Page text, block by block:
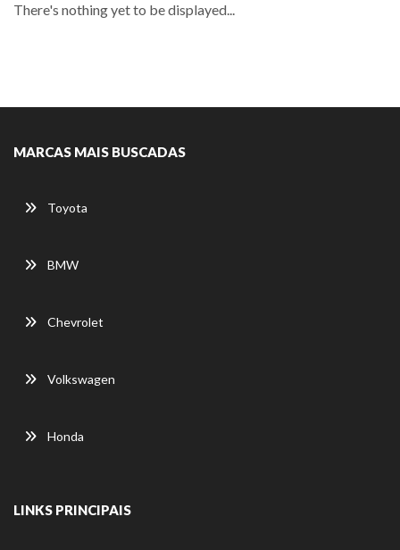
There's nothing yet to be displayed...
MARCAS MAIS BUSCADAS
Toyota
BMW
Chevrolet
Volkswagen
Honda
LINKS PRINCIPAIS